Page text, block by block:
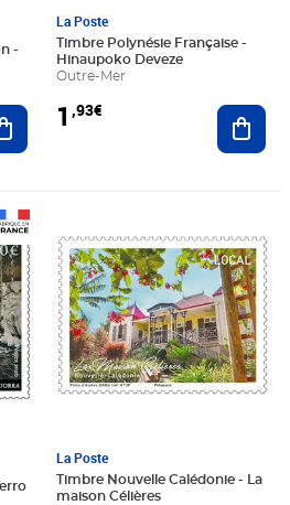
-
Ajouter au panier
La Poste
Timbre Polynésie Française -
Hinaupoko Deveze
Outre-Mer
1 ,93€
La Poste
Timbre Nouvelle Calédonie - La
maison Célières